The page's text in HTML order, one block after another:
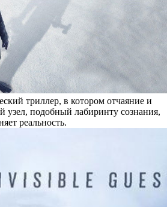
триллер, в котором отчаяние и
узел, подобный лабиринту сознания,
реальность.